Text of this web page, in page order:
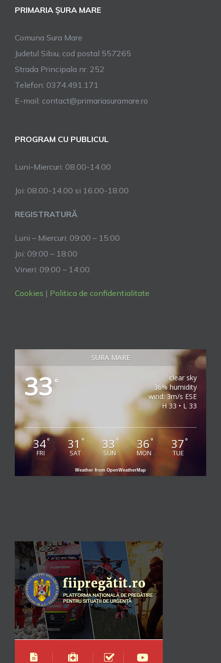
PRIMARIA ȘURA MARE
Comuna Sura Mare
Judetul Sibiu, cod postal 557265
Strada Principala nr. 252
Telefon: 0374.491.171
E-mail: contact@primariasuramare.ro
PROGRAM CU PUBLICUL
Luni-Miercuri: 08.00-14.00
Joi: 08.00-14.00 si 16.00-18.00
REGISTRATURĂ
Luni – Miercuri: 09:00 – 15:00
Joi: 09:00 – 18:00
Vineri: 09:00 – 14:00.
Cookies | Politica de confidentialitate
SURA MARE
33°
clear sky
36% humidity
wind: 3m/s ESE
H 33 • L 33
34°
FRI
31°
SAT
33°
SUN
36°
MON
37°
TUE
Weather from OpenWeatherMap